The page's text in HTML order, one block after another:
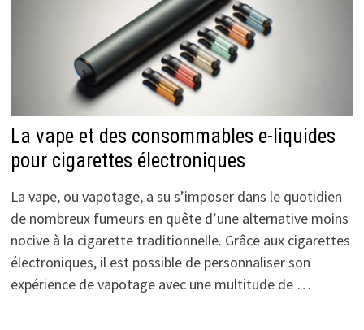
La vape et des consommables e-liquides
pour cigarettes électroniques
La vape, ou vapotage, a su s’imposer dans le quotidien
de nombreux fumeurs en quête d’une alternative moins
nocive à la cigarette traditionnelle. Grâce aux cigarettes
électroniques, il est possible de personnaliser son
expérience de vapotage avec une multitude de …